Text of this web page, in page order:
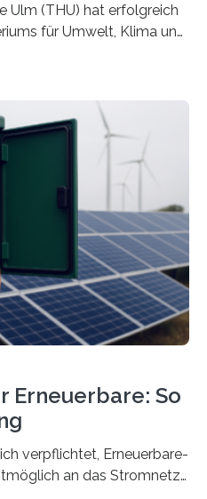
Ulm (THU) hat erfolgreich
für Umwelt, Klima und
– Langzeitspeicherung in
des Projekts ist die
Demonstration von
Energiespeicherung in
Energiesystemen. Das
2025, hat eine Laufzeit
von rund 2,9
Euro durch das
und…
Erneuerbare: So
verpflichtet, Erneuerbare-
an das Stromnetz